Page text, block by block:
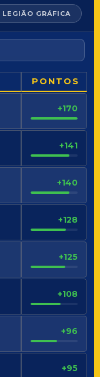
LEGIÃO GRÁFICA
PONTOS
+170
+141
+140
+128
+125
+108
+96
+95